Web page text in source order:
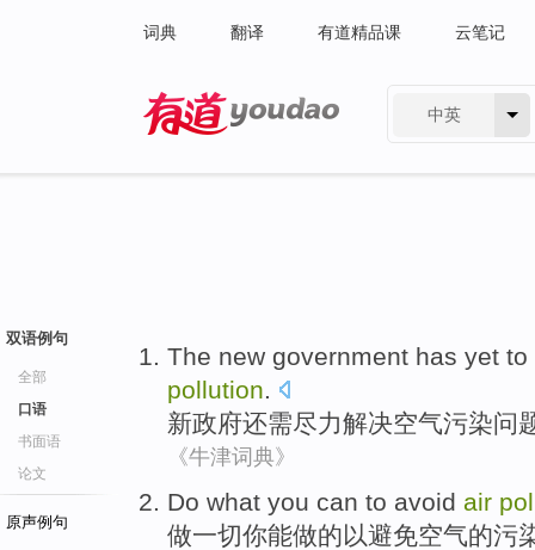
词典 翻译 有道精品课 云笔记
中英
双语例句
全部
口语
书面语
论文
原声例句
The new government has yet to
pollution.
新政府还需尽力解决空气污染问
《牛津词典》
Do what you can to avoid air
做一切你能做的以避免空气的污